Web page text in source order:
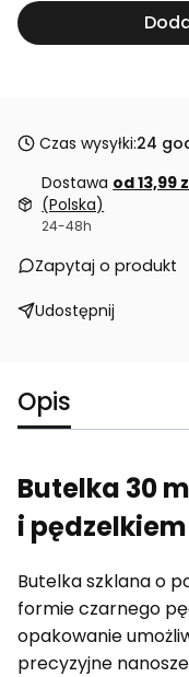
Czas wysyłki:24
Dostawa od 13,99
(Polska)
24-48h
Zapytaj o produkt
Udostępnij
Opis
Butelka 30
i
Butelka szklana o
formie czarnego
opakowanie
precyzyjne